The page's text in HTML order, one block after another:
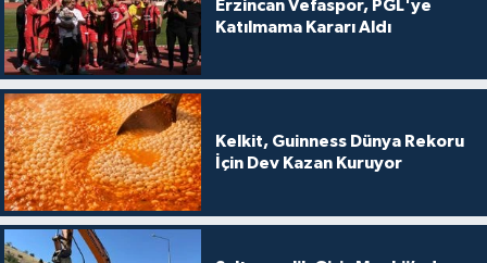
Erzincan Vefaspor, PGL'ye
Katılmama Kararı Aldı
Kelkit, Guinness Dünya Rekoru
İçin Dev Kazan Kuruyor